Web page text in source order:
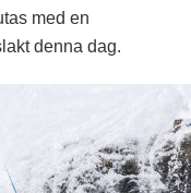
med en
denna dag.